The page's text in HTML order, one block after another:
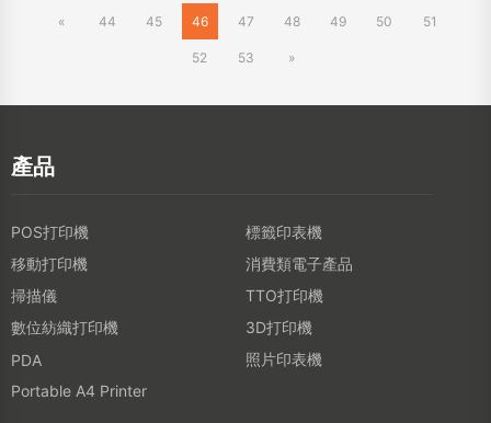
« 44 45 46 47 48 49 50 51
52 53 »
產品
POS打印機
標籤印表機
移動打印機
消費類電子產品
掃描儀
TTO打印機
數位紡織打印機
3D打印機
PDA
照片印表機
Portable A4 Printer